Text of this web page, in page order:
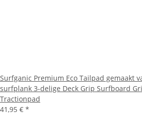
Surfganic Premium Eco Tailpad gemaakt
surfplank 3-delige Deck Grip Surfboard
Tractionpad
41,95 € *